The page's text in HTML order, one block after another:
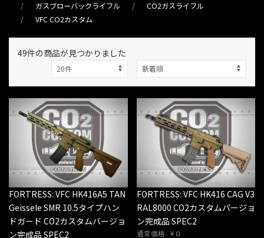
ガスブローバックライフル
CO2ガスライフル
VFC CO2カスタム
49件の商品が見つかりました
FORTRESS: VFC HK416A5 TAN
Geissele SMR 10.5タイプハン
ドガード CO2カスタムバージョ
ン完成品 SPEC2
FORTRESS: VFC HK416 CAG V3
RAL8000 CO2カスタムバージョ
ン完成品 SPEC2
通常価格: ￥0